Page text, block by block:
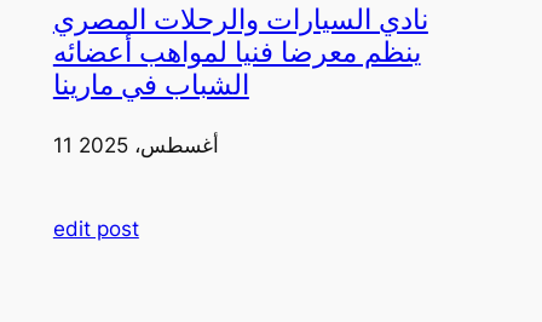
نادي السيارات والرحلات المصري
ينظم معرضا فنيا لمواهب أعضائه
الشباب في مارينا
11 أغسطس، 2025
edit post